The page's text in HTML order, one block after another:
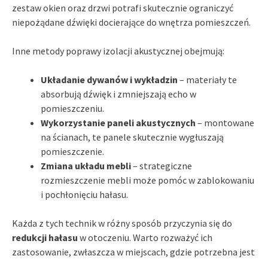
zestaw okien oraz drzwi potrafi skutecznie ograniczyć
niepożądane dźwięki docierające do wnętrza pomieszczeń.
Inne metody poprawy izolacji akustycznej obejmują:
Układanie dywanów i wykładzin – materiały te
absorbują dźwięk i zmniejszają echo w
pomieszczeniu.
Wykorzystanie paneli akustycznych – montowane
na ścianach, te panele skutecznie wygłuszają
pomieszczenie.
Zmiana układu mebli– strategiczne
rozmieszczenie mebli może pomóc w zablokowaniu
i pochłonięciu hałasu.
Każda z tych technik w różny sposób przyczynia się do
redukcji hałasu w otoczeniu. Warto rozważyć ich
zastosowanie, zwłaszcza w miejscach, gdzie potrzebna jest